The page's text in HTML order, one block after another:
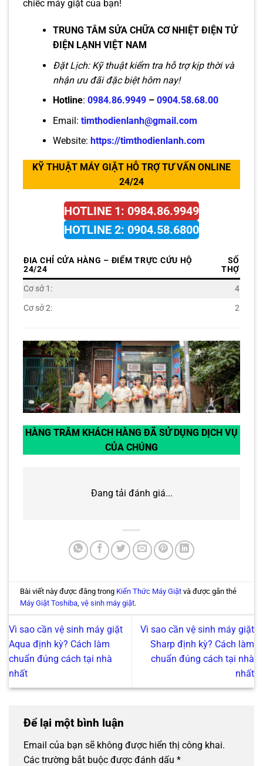
chiếc máy giặt của bạn!
TRUNG TÂM SỬA CHỮA CƠ NHIỆT ĐIỆN TỬ
ĐIỆN LẠNH VIỆT NAM
Đặt Lịch: Kỹ thuật kiểm tra hỗ trợ kịp thời và
nhận ưu đãi đặc biệt hôm nay!
Hotline: 0984.86.9949– 0904.58.68.00
Email: timthodienlanh@gmail.com
Website: https://timthodienlanh.com
KỸ THUẬT MÁY GIẶT HỖ TRỢ TƯ VẤN ONLINE
24/24
HOTLINE 1: 0984.86.9949
HOTLINE 2: 0904.58.6800
ĐIA CHỈ CỬA HÀNG – ĐIỂM TRỰC CỨU HỘ
24/24
SỐ
THỢ
Cơ sở 1:
4
Cơ sở 2:
2
HÀNG TRĂM KHÁCH HÀNG ĐÃ SỬ DỤNG DỊCH VỤ
CỦA CHÚNG
Đang tải đánh giá...
Bài viết này được đăng trong Kiến Thức Máy Giặt và được gắn thẻ
Máy Giặt Toshiba,vệ sinh máy giặt.
Vì sao cần vệ sinh máy giặt
Aqua định kỳ? Cách làm
chuẩn đúng cách tại nhà
nhất
Vì sao cần vệ sinh máy giặt
Sharp định kỳ? Cách làm
chuẩn đúng cách tại nhà
nhất
Để lại một bình luận
Email của bạn sẽ không được hiển thị công khai.
Các trường bắt buộc được đánh dấu *